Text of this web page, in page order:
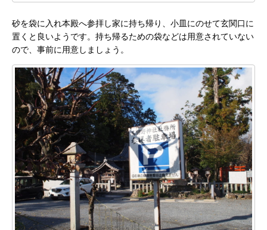
砂を袋に入れ本殿へ参拝し家に持ち帰り、小皿にのせて玄関口に
置くと良いようです。持ち帰るための袋などは用意されていない
ので、事前に用意しましょう。